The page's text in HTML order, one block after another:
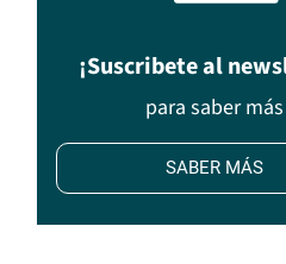
¡Suscribete al
para saber más
SABER MÁS